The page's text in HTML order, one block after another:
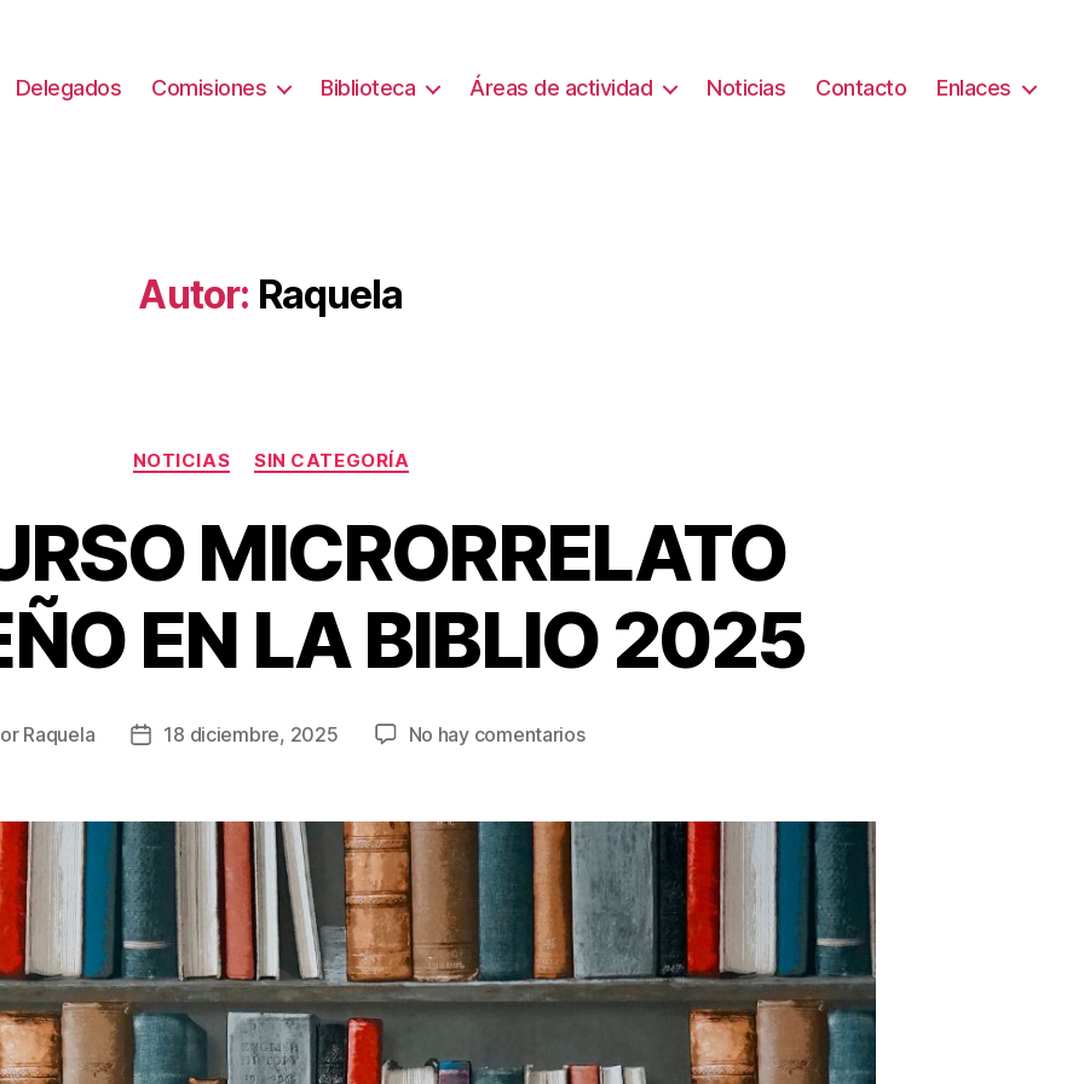
Delegados Comisiones Biblioteca Áreas de actividad Noticias Contacto Enlaces
Autor: Raquela
Categorías
NOTICIAS SIN CATEGORÍA
MICRORRELATO
EN LA BIBLIO 2025
Raquela
Fecha
entrada
18 diciembre, 2025 No hay comentariosen
NAVIDEÑO
EN
LA
BIBLIO
2025